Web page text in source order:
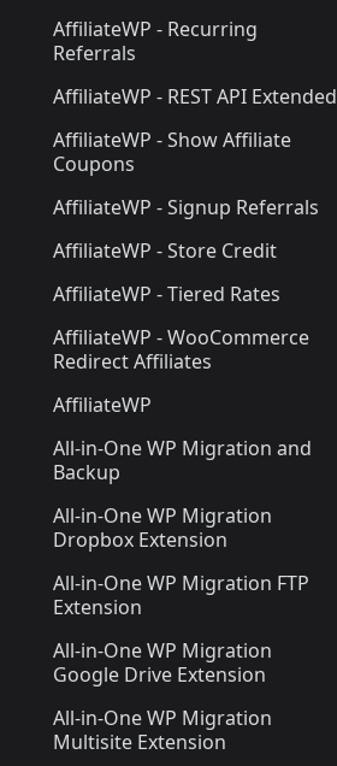
AffiliateWP - Recurring
Referrals
AffiliateWP - REST API Extended
AffiliateWP - Show Affiliate
Coupons
AffiliateWP - Signup Referrals
AffiliateWP - Store Credit
AffiliateWP - Tiered Rates
AffiliateWP - WooCommerce
Redirect Affiliates
AffiliateWP
All-in-One WP Migration and
Backup
All-in-One WP Migration
Dropbox Extension
All-in-One WP Migration FTP
Extension
All-in-One WP Migration
Google Drive Extension
All-in-One WP Migration
Multisite Extension